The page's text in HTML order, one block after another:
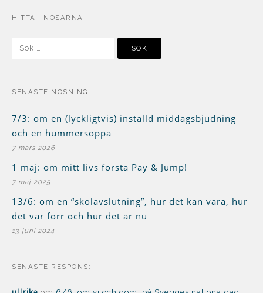
HITTA I NOSARNA
SENASTE NOSNING:
7/3: om en (lyckligtvis) inställd middagsbjudning
och en hummersoppa
7 mars 2026
1 maj: om mitt livs första Pay & Jump!
7 maj 2025
13/6: om en “skolavslutning”, hur det kan vara, hur
det var förr och hur det är nu
13 juni 2024
SENASTE RESPONS: